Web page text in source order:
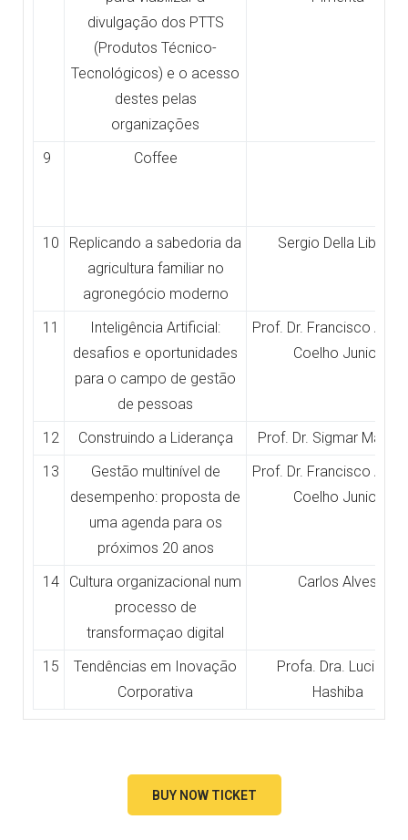
divulgação dos PTTS
(Produtos Técnico-
Tecnológicos) e o acesso
destes pelas
organizações
9 Coffee
10
Replicando a sabedoria da
agricultura familiar no
agronegócio moderno
Sergio Della Libera
11
Inteligência Artificial:
desafios e oportunidades
para o campo de gestão
de pessoas
Prof. Dr. Francisco
Coelho Junior
12 Construindo a Liderança
Prof. Dr. Sigmar
13
Gestão multinível de
desempenho: proposta de
uma agenda para os
próximos 20 anos
Prof. Dr. Francisco
Coelho Junior
14
Cultura organizacional num
processo de
transformaçao digital
Carlos Alves
15
Tendências em Inovação
Corporativa
Profa. Dra. Luciana
Hashiba
BUY NOW TICKET